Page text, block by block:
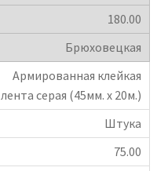
180.00
Брюховецкая
Армированная клейкая
лента серая (45мм. х 20м.)
Штука
75.00